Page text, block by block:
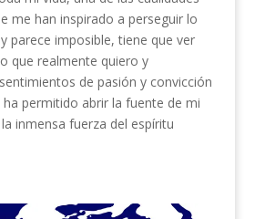
me han inspirado a perseguir lo
parece imposible, tiene que ver
que realmente quiero y
de pasión y convicción
permitido abrir la fuente de mi
inmensa fuerza del espíritu